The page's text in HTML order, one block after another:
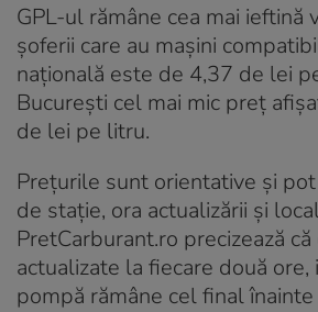
GPL-ul rămâne cea mai ieftină
șoferii care au mașini
națională este de 4,37 de lei
București cel mai mic preț
de lei pe litru.
Prețurile sunt orientative și
de stație, ora actualizării și
PretCarburant.ro precizează
actualizate la fiecare două
pompă rămâne cel final